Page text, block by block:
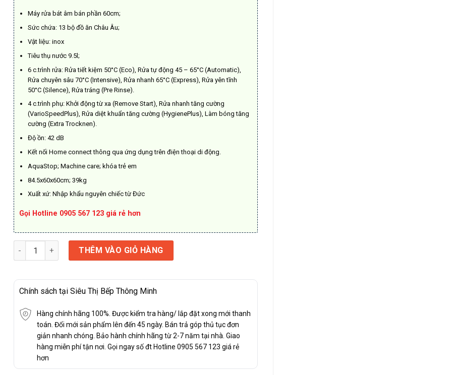
Máy rửa bát âm bán phần 60cm;
Sức chứa: 13 bộ đồ ăn Châu Âu;
Vật liệu: inox
Tiêu thụ nước 9.5l;
6 c.trình rửa: Rửa tiết kiệm 50°C (Eco), Rửa tự động 45 – 65°C (Automatic),
Rửa chuyên sâu 70°C (Intensive), Rửa nhanh 65°C (Express), Rửa yên tĩnh
50°C (Silence), Rửa tráng (Pre Rinse).
4 c.trình phụ: Khởi động từ xa (Remove Start), Rửa nhanh tăng cường
(VarioSpeedPlus), Rửa diệt khuẩn tăng cường (HygienePlus), Làm bóng tăng
cường (Extra Trocknen).
Độ ồn: 42 dB
Kết nối Home connect thông qua ứng dụng trên điện thoại di động.
AquaStop; Machine care; khóa trẻ em
84.5x60x60cm; 39kg
Xuất xứ: Nhập khẩu nguyên chiếc từ Đức
Gọi Hotline 0905 567 123 giá rẻ hơn
Máy Rửa Bát Bosch SMI4ECS14E số lượng
THÊM VÀO GIỎ HÀNG
Chính sách tại Siêu Thị Bếp Thông Minh
Hàng chính hãng 100%. Được kiểm tra hàng/ lắp đặt xong mới thanh
toán. Đổi mới sản phẩm lên đến 45 ngày. Bán trả góp thủ tục đơn
giản nhanh chóng. Bảo hành chính hãng từ 2-7 năm tại nhà. Giao
hàng miễn phí tận nơi. Gọi ngay số đt Hotline 0905 567 123 giá rẻ
hơn